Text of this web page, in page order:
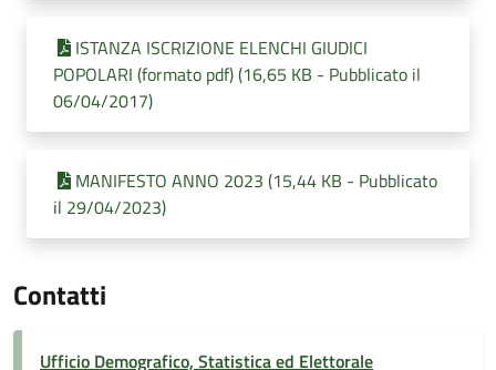
ISTANZA ISCRIZIONE ELENCHI GIUDICI
POPOLARI (formato pdf) (16,65 KB - Pubblicato il
06/04/2017)
MANIFESTO ANNO 2023 (15,44 KB - Pubblicato
il 29/04/2023)
Contatti
Ufficio Demografico, Statistica ed Elettorale